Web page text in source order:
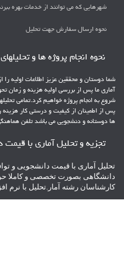
شهرهایی که می توانند از خدمات بهره
نحوه ارسال سفارش جهت تحلیل
نحوه انجام پروژه ها و
شما دوستان و محققین عزیز اطلاعات اولیه را
آماری ما پس از بررسی اولیه هزینه و زمان
شروع به انجام پروژه خواهیم کرد.تمامی
پس از اطمینان از کیفیت و درستی کار هزینه
ها دوستانه و دنشجویی می باشد تلفن هماهنگی و تلگرام :
تجزیه و تحلیل آماری با قیمت
تحلیل آماری با قیمت دانشجویی و
دانشگاهی بصورت تخصصی و کاملا
کارشناسان رشته آمار.تحلیل با نرم